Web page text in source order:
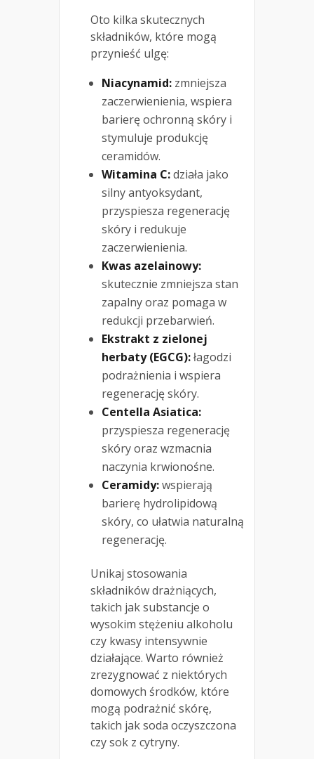
Oto kilka skutecznych
składników, które mogą
przynieść ulgę:
Niacynamid: zmniejsza
zaczerwienienia, wspiera
barierę ochronną skóry i
stymuluje produkcję
ceramidów.
Witamina C:działa jako
silny antyoksydant,
przyspiesza regenerację
skóry i redukuje
zaczerwienienia.
Kwas azelainowy:
skutecznie zmniejsza stan
zapalny oraz pomaga w
redukcji przebarwień.
Ekstrakt z zielonej
herbaty (EGCG):łagodzi
podrażnienia i wspiera
regenerację skóry.
Centella Asiatica:
przyspiesza regenerację
skóry oraz wzmacnia
naczynia krwionośne.
Ceramidy:wspierają
barierę hydrolipidową
skóry, co ułatwia naturalną
regenerację.
Unikaj stosowania
składników drażniących,
takich jak substancje o
wysokim stężeniu alkoholu
czy kwasy intensywnie
działające. Warto również
zrezygnować z niektórych
domowych środków, które
mogą podrażnić skórę,
takich jak soda oczyszczona
czy sok z cytryny.